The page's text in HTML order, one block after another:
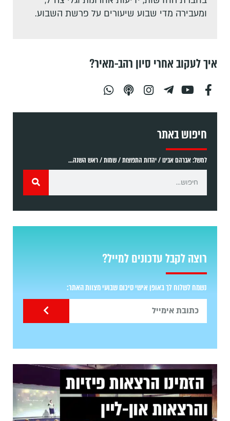
ומעבירה מדי שבוע שיעורים על פרשת השבוע.
איך לעקוב אחרי סיון רהב-מאיר?
חיפוש באתר
למשל: אברהם אבינו / יהדות התפוצות / שמות / ראש השנה...
רוצה לקבל עדכונים למייל?
נשמח לשלוח לך באופן אישי סיכום שבועי מצוות האתר: